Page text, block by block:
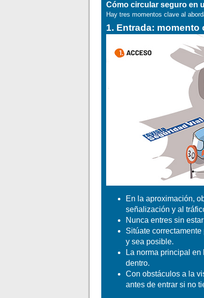
Cómo circular seguro en
Hay tres momentos clave al
1. Entrada: momento
En la aproximación,
señalización y al
Nunca entres sin
Sitúate
y sea posible.
La norma principal
dentro.
Con obstáculos a la
antes de entrar si no